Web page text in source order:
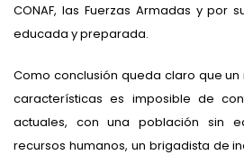
CONAF, las Fuerzas Armadas y por
educada y preparada.
Como conclusión queda claro que
características es imposible de
actuales, con una población sin
recursos humanos, un brigadista de